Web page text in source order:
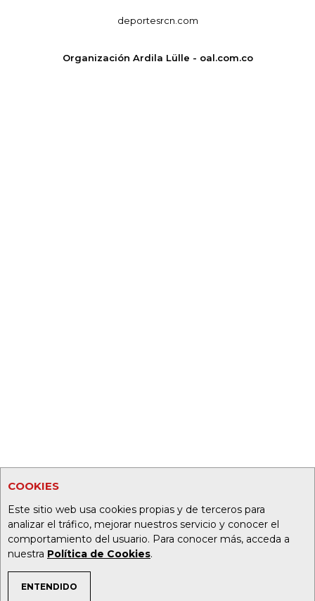
COOKIES
Este sitio web usa cookies propias y de terceros para
analizar el tráfico, mejorar nuestros servicio y conocer el
comportamiento del usuario. Para conocer más, acceda a
nuestra Política de Cookies.
ENTENDIDO
deportesrcn.com
Organización Ardila Lülle - oal.com.co